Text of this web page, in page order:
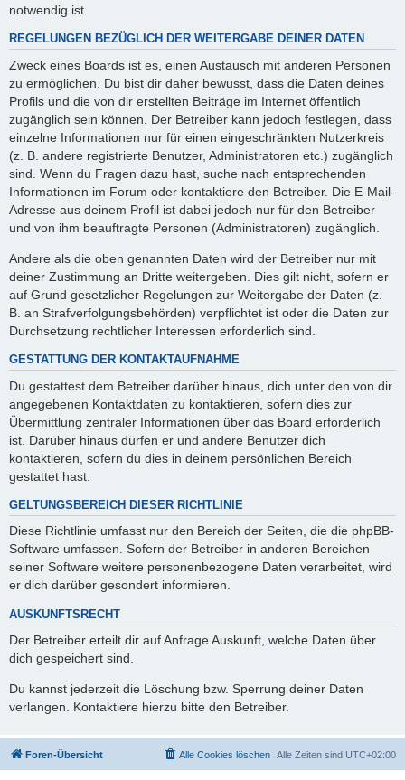
notwendig ist.
REGELUNGEN BEZÜGLICH DER WEITERGABE DEINER DATEN
Zweck eines Boards ist es, einen Austausch mit anderen Personen
zu ermöglichen. Du bist dir daher bewusst, dass die Daten deines
Profils und die von dir erstellten Beiträge im Internet öffentlich
zugänglich sein können. Der Betreiber kann jedoch festlegen, dass
einzelne Informationen nur für einen eingeschränkten Nutzerkreis
(z. B. andere registrierte Benutzer, Administratoren etc.) zugänglich
sind. Wenn du Fragen dazu hast, suche nach entsprechenden
Informationen im Forum oder kontaktiere den Betreiber. Die E-Mail-
Adresse aus deinem Profil ist dabei jedoch nur für den Betreiber
und von ihm beauftragte Personen (Administratoren) zugänglich.
Andere als die oben genannten Daten wird der Betreiber nur mit
deiner Zustimmung an Dritte weitergeben. Dies gilt nicht, sofern er
auf Grund gesetzlicher Regelungen zur Weitergabe der Daten (z.
B. an Strafverfolgungsbehörden) verpflichtet ist oder die Daten zur
Durchsetzung rechtlicher Interessen erforderlich sind.
GESTATTUNG DER KONTAKTAUFNAHME
Du gestattest dem Betreiber darüber hinaus, dich unter den von dir
angegebenen Kontaktdaten zu kontaktieren, sofern dies zur
Übermittlung zentraler Informationen über das Board erforderlich
ist. Darüber hinaus dürfen er und andere Benutzer dich
kontaktieren, sofern du dies in deinem persönlichen Bereich
gestattet hast.
GELTUNGSBEREICH DIESER RICHTLINIE
Diese Richtlinie umfasst nur den Bereich der Seiten, die die phpBB-
Software umfassen. Sofern der Betreiber in anderen Bereichen
seiner Software weitere personenbezogene Daten verarbeitet, wird
er dich darüber gesondert informieren.
AUSKUNFTSRECHT
Der Betreiber erteilt dir auf Anfrage Auskunft, welche Daten über
dich gespeichert sind.
Du kannst jederzeit die Löschung bzw. Sperrung deiner Daten
verlangen. Kontaktiere hierzu bitte den Betreiber.
Foren-Übersicht Alle Zeiten sind UTC+02:00
Alle Cookies löschen